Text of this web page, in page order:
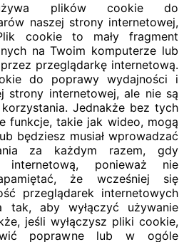
plików cookie do
naszej strony internetowej,
cookie to mały fragment
na Twoim komputerze lub
przeglądarkę internetową.
do poprawy wydajności i
strony internetowej, ale nie są
Jednakże bez tych
funkcje, takie jak wideo, mogą
będziesz musiał wprowadzać
za każdym razem, gdy
internetową, ponieważ nie
że wcześniej się
przeglądarek internetowych
tak, aby wyłączyć używanie
jeśli wyłączysz pliki cookie,
poprawne lub w ogóle